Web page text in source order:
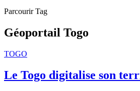
Parcourir Tag
Géoportail Togo
TOGO
Le Togo digitalise son